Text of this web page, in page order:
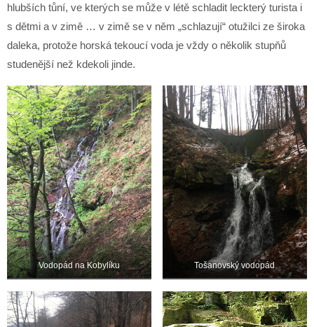
hlubších tůní, ve kterých se může v létě schladit leckterý turista i
s dětmi a v zimě … v zimě se v něm „schlazují“ otužilci ze široka
daleka, protože horská tekoucí voda je vždy o několik stupňů
studenější než kdekoli jinde.
Vodopád na Kobylíku Tošanovský vodopád